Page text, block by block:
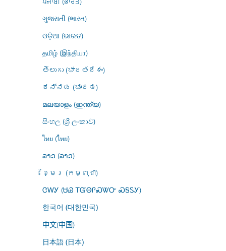
ગુજરાતી (ભારત)
ଓଡ଼ିଆ (ଭାରତ)
தமிழ் (இந்தியா)
తెలుగు (భారతదేశం)
ಕನ್ನಡ (ಭಾರತ)
മലയാളം (ഇന്ത്യ)
සිංහල (ශ්‍රී ලංකාව)
ไทย (ไทย)
ລາວ (ລາວ)
ខ្មែរ (កម្ពុជា)
ᏣᎳᎩ (ᏌᏊ ᎢᏳᎾᎵᏍᏔᏅ ᏍᎦᏚᎩ)
한국어 (대한민국)
中文(中国)
日本語 (日本)